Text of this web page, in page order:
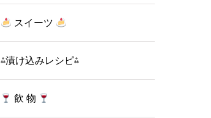
スイーツ
⁂漬け込みレシピ⁂
飲 物